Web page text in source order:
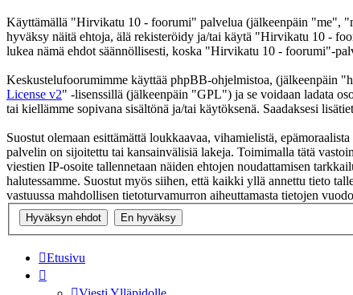
Käyttämällä "Hirvikatu 10 - foorumi" palvelua (jälkeenpäin "me",
hyväksy näitä ehtoja, älä rekisteröidy ja/tai käytä "Hirvikatu 10 -
lukea nämä ehdot säännöllisesti, koska "Hirvikatu 10 - foorumi"-
Keskustelufoorumimme käyttää phpBB-ohjelmistoa,
License v2" -lisenssillä (jälkeenpäin "GPL") ja se voidaan ladata
tai kiellämme sopivana sisältönä ja/tai käytöksenä. Saadaksesi
Suostut olemaan esittämättä loukkaavaa, vihamielistä,
palvelin on sijoitettu tai kansainvälisiä lakeja. Toimimalla tätä
viestien IP-osoite tallennetaan näiden ehtojen noudattamisen
halutessamme. Suostut myös siihen, että kaikki yllä annettu tieto
vastuussa mahdollisen tietoturvamurron aiheuttamasta tietojen
Etusivu